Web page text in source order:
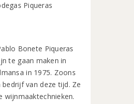
Bonete Piqueras
te gaan maken in
in 1975. Zoons
van deze tijd. Ze
wijnmaaktechnieken.